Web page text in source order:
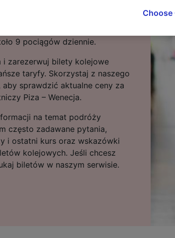
trasach przejazd może
247 km tras obsługuje 9
obejmuje 2 przesiadki. Na
9 pociągów dziennie.
i zarezerwuj bilety kolejowe
taryfy. Skorzystaj z naszego
sprawdzić aktualne ceny za
Piza – Wenecja.
na temat podróży
często zadawane pytania,
i ostatni kurs oraz wskazówki
kolejowych. Jeśli chcesz
biletów w naszym serwisie.
where legitimate interest is used, or at
These choices will be signaled to our
us not to track you.
We and our partners process data to
Use precise geolocation data. Actively
identification. Store and/or access
advertising and content, advertising and
research and services development.
List of Partners
Choose